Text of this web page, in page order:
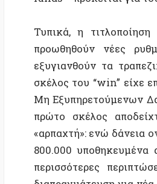
πρώτο σκέλος
«αρπαχτή»: ενώ δάνεια
800.000 υποθηκευμένα
περισσότερες
διαπραγμάτευση για νέα
τα ακίνητα μέσω
Πρόκειται για μια
κεφάλαιο – κατεξοχήν
dispossession) που